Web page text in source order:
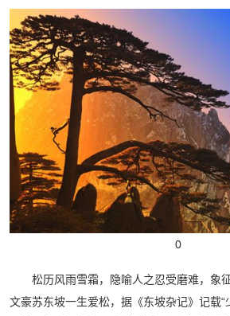
0
松历风雨雪霜，隐喻人之忍受磨难，象
文豪苏东坡一生爱松，据《东坡杂记》记载